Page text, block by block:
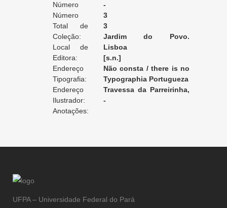
Edição:Número
da Edição:
-
Número
do Volume:
3
Total de
Volumes:
3
Coleção:
Jardim do Povo.
Bibliotheca Economica
Local de
Edição:
Lisboa
Editora:
[s.n.]
Endereço
da Editora:
Não consta / there is no
record / non enregistré
Tipografia:
Typographia Portugueza
Endereço
da Tipografia:
Travessa da Parreirinha,
26 [Lisboa]
Ilustrador:
-
Anotações:
UFPA – Universidade Federal do Pará